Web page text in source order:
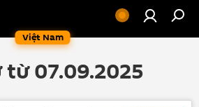
Việt Nam
07.09.2025